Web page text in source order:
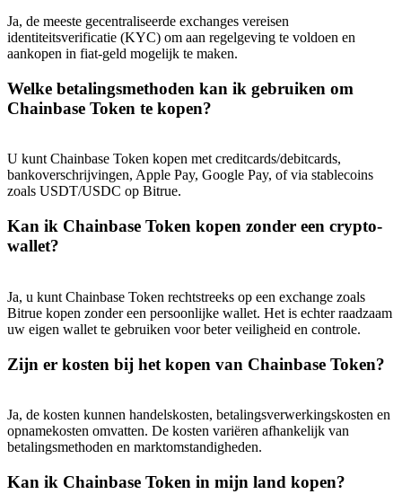
Ja, de meeste gecentraliseerde exchanges vereisen
identiteitsverificatie (KYC) om aan regelgeving te voldoen en
aankopen in fiat-geld mogelijk te maken.
Welke betalingsmethoden kan ik gebruiken om
Chainbase Token te kopen?
U kunt Chainbase Token kopen met creditcards/debitcards,
bankoverschrijvingen, Apple Pay, Google Pay, of via stablecoins
zoals USDT/USDC op Bitrue.
Kan ik Chainbase Token kopen zonder een crypto-
wallet?
Ja, u kunt Chainbase Token rechtstreeks op een exchange zoals
Bitrue kopen zonder een persoonlijke wallet. Het is echter raadzaam
uw eigen wallet te gebruiken voor beter veiligheid en controle.
Zijn er kosten bij het kopen van Chainbase Token?
Ja, de kosten kunnen handelskosten, betalingsverwerkingskosten en
opnamekosten omvatten. De kosten variëren afhankelijk van
betalingsmethoden en marktomstandigheden.
Kan ik Chainbase Token in mijn land kopen?